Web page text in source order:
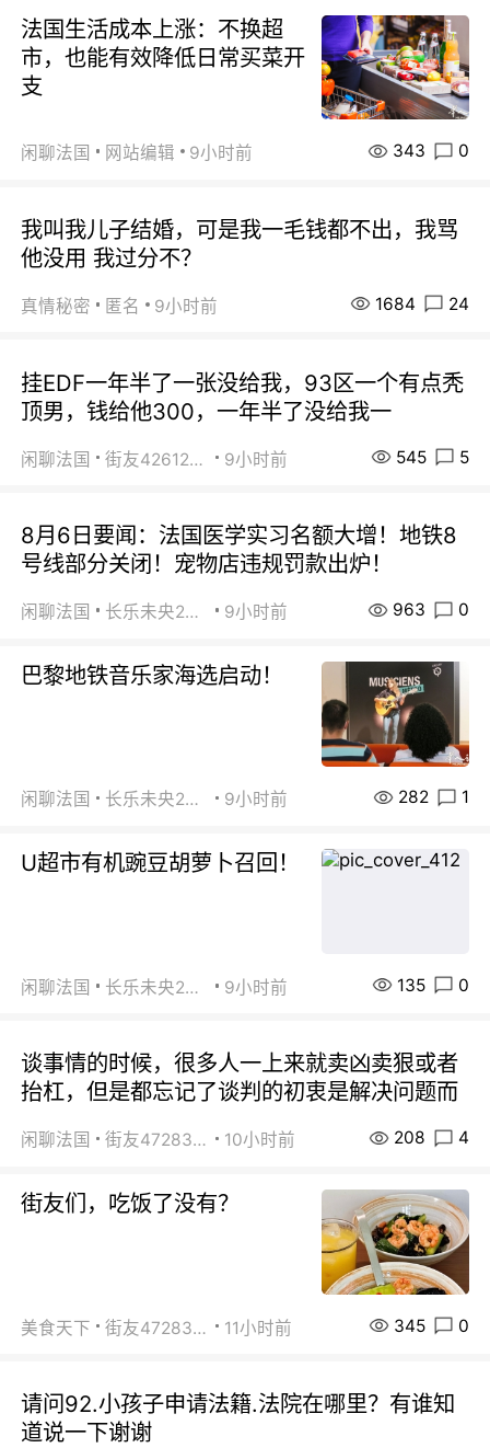
法国生活成本上涨：不换超
市，也能有效降低日常买菜开
支
闲聊法国 网站编辑 9小时前 343 0
我叫我儿子结婚，可是我一毛钱都不出，我骂
他没用 我过分不？
真情秘密 匿名 9小时前 1684 24
挂EDF一年半了一张没给我，93区一个有点秃
顶男，钱给他300，一年半了没给我一
闲聊法国 街友42612092 9小时前 545 5
8月6日要闻：法国医学实习名额大增！地铁8
号线部分关闭！宠物店违规罚款出炉！
闲聊法国 长乐未央2015 9小时前 963 0
巴黎地铁音乐家海选启动！
闲聊法国 长乐未央2015 9小时前 282 1
U超市有机豌豆胡萝卜召回！
闲聊法国 长乐未央2015 9小时前 135 0
谈事情的时候，很多人一上来就卖凶卖狠或者
抬杠，但是都忘记了谈判的初衷是解决问题而
闲聊法国 街友472838572 10小时前 208 4
街友们，吃饭了没有？
美食天下 街友472838572 11小时前 345 0
请问92.小孩子申请法籍.法院在哪里？有谁知
道说一下谢谢